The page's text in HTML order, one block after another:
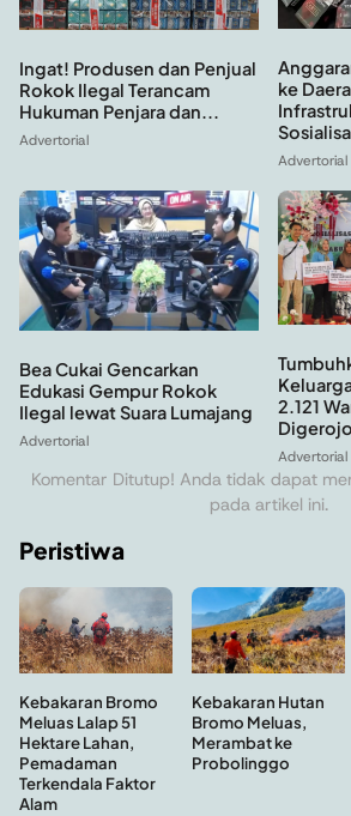
Ingat! Produsen dan Penjual
Rokok Ilegal Terancam
Hukuman Penjara dan...
Advertorial
ke
Advertorial
Bea Cukai Gencarkan
Edukasi Gempur Rokok
Ilegal lewat Suara Lumajang
Advertorial
2.121
Advertorial
Komentar Ditutup! Anda tidak dapat
pada artikel ini.
Peristiwa
Kebakaran Bromo
Meluas Lalap 51
Hektare Lahan,
Pemadaman
Terkendala Faktor
Alam
Kebakaran Hutan
Bromo Meluas,
Merambat ke
Probolinggo